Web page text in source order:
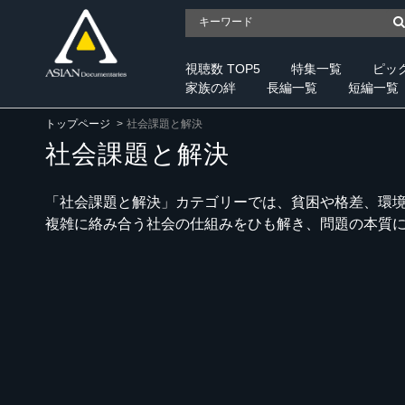
視聴数 TOP5 特集一覧
ピッ
家族の絆
長編一覧 短編一覧
トップページ 社会課題と解決
社会課題と解決
「社会課題と解決」カテゴリーでは、貧困や格差、
複雑に絡み合う社会の仕組みをひも解き、問題の本質